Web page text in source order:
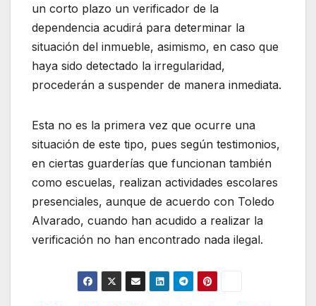
un corto plazo un verificador de la
dependencia acudirá para determinar la
situación del inmueble, asimismo, en caso que
haya sido detectado la irregularidad,
procederán a suspender de manera inmediata.
Esta no es la primera vez que ocurre una
situación de este tipo, pues según testimonios,
en ciertas guarderías que funcionan también
como escuelas, realizan actividades escolares
presenciales, aunque de acuerdo con Toledo
Alvarado, cuando han acudido a realizar la
verificación no han encontrado nada ilegal.